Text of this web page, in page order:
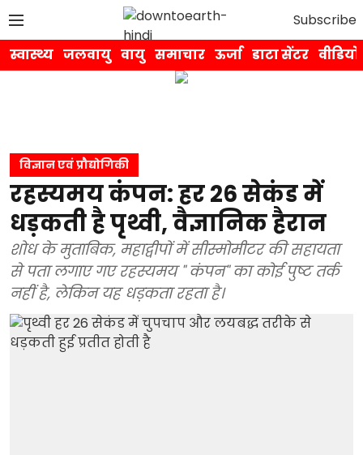
Subscribe
स्वास्थ्य जलवायु वायु समाचार ऊर्जा डाटा सेंटर वीडियो
विज्ञान एवं प्रौद्योगिकी
रहस्यमय कंपन: हर 26 सेकंड में
धड़कती है पृथ्वी, वैज्ञानिक हैरान
शोध के मुताबिक, महाद्वीपों में सीस्मोमीटर की सहायता
से पता लगाए गए रहस्यमय " कंपन" का कोई पुष्ट तर्क
नहीं है, लेकिन यह धड़कता रहता है।